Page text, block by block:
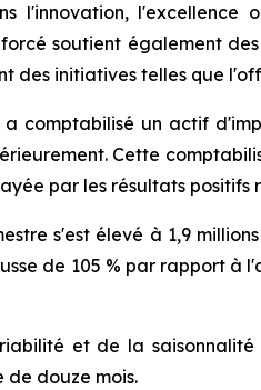
l'innovation,
soutient également
des initiatives telles que
a comptabilisé un actif
Cette
par les résultats
s'est élevé à 1,9
de 105 % par rapport
et de la saisonnalité
de douze mois.